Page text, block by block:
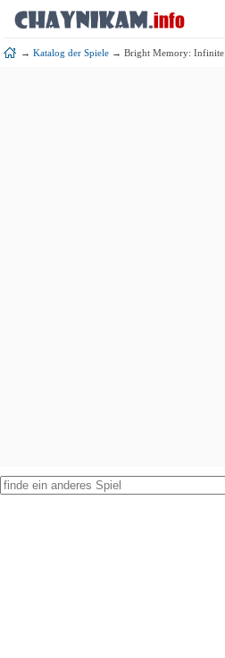
→Katalog der Spiele → Bright Memory: Infinite